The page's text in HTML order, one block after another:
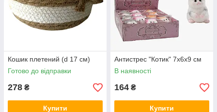
Кошик плетений (d 17 см)
Готово до відправки
278 ₴
Купити
Антистрес "Котик" 7х6х9 см
В наявності
164 ₴
Купити